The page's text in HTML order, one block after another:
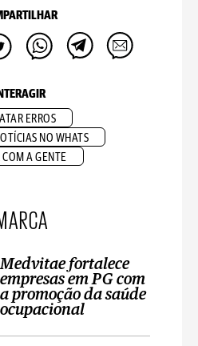
ERROS
NO WHATS
COM A GENTE
Medvitae fortalece
empresas em PG com
a promoção da saúde
ocupacional